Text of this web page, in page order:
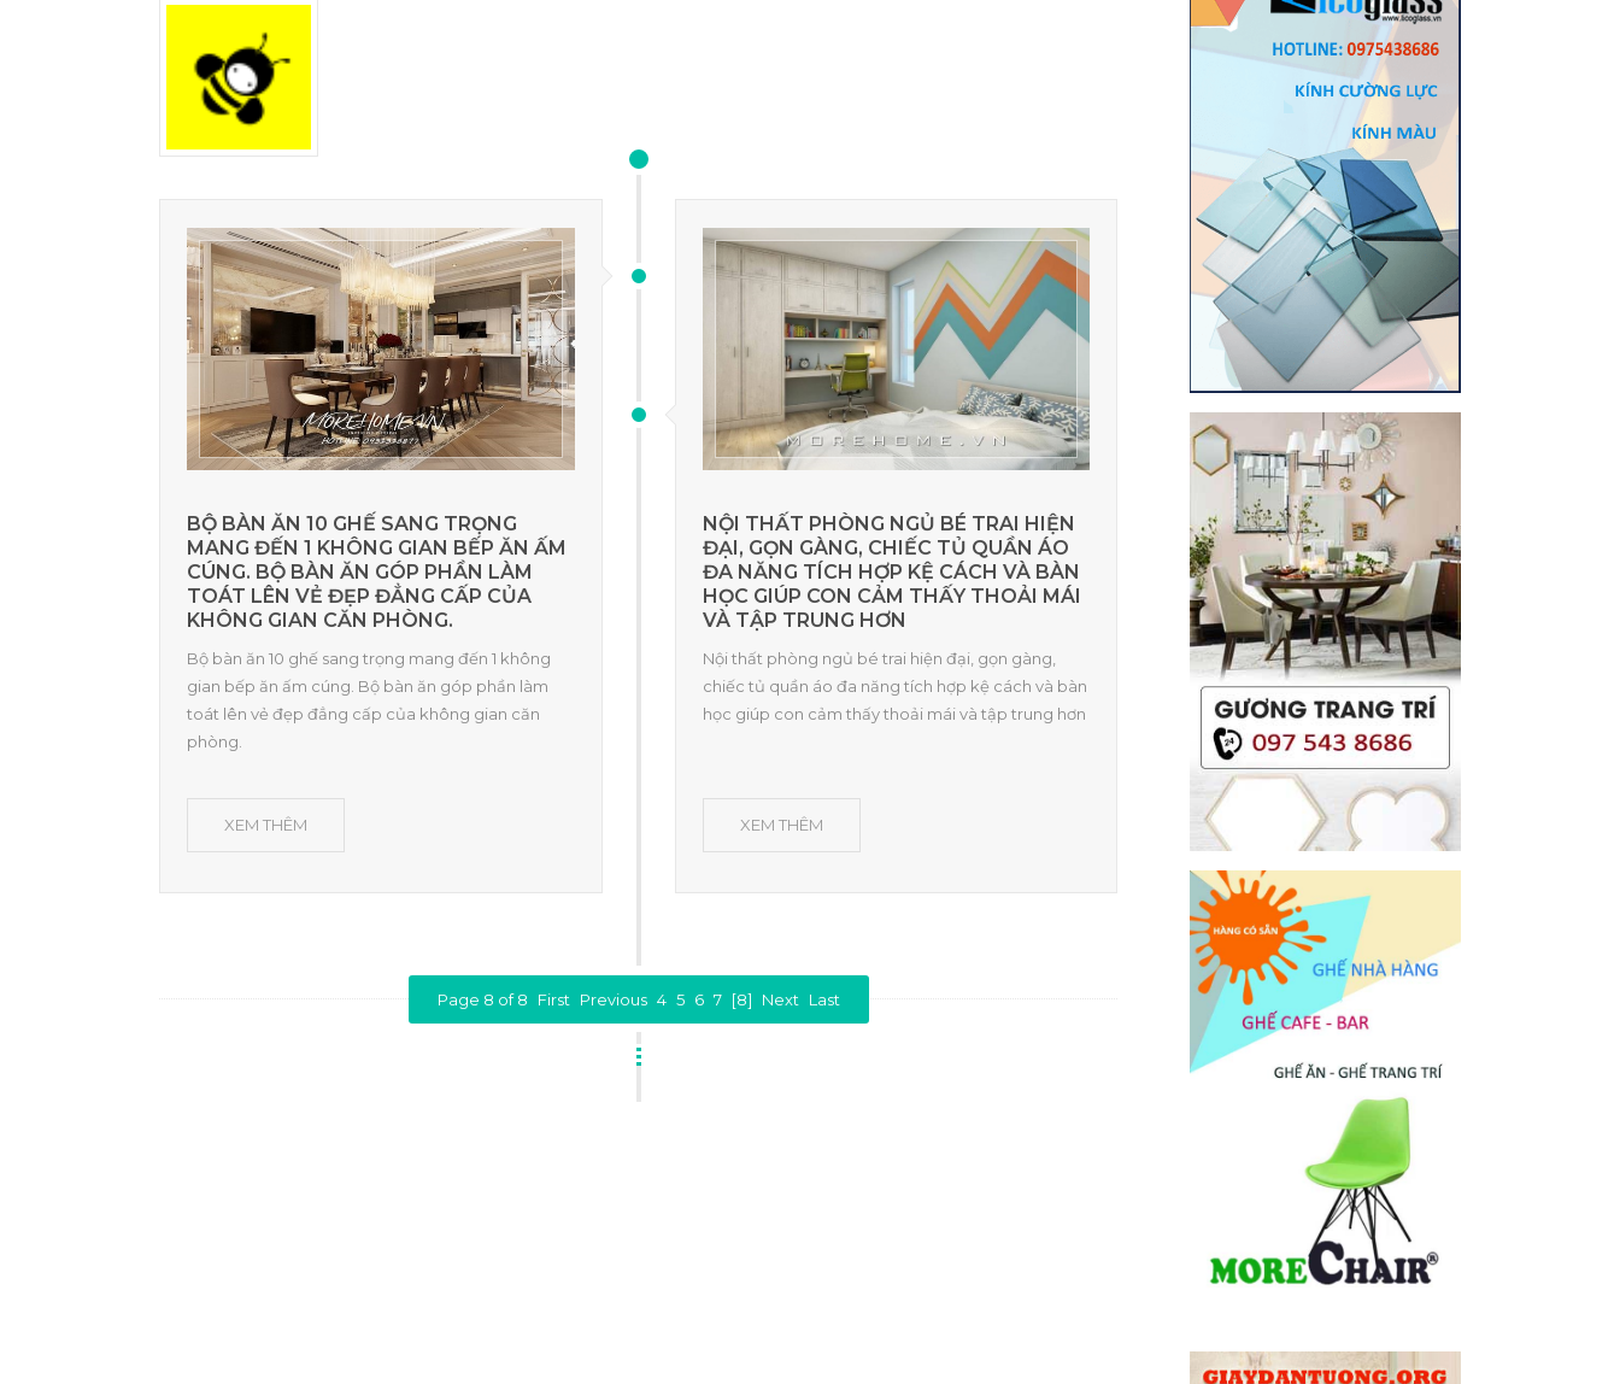
BỘ BÀN ĂN 10 GHẾ SANG TRỌNG
MANG ĐẾN 1 KHÔNG GIAN BẾP ĂN ẤM
CÚNG. BỘ BÀN ĂN GÓP PHẦN LÀM
TOÁT LÊN VẺ ĐẸP ĐẲNG CẤP CỦA
KHÔNG GIAN CĂN PHÒNG.
Bộ bàn ăn 10 ghế sang trọng mang đến 1 không
gian bếp ăn ấm cúng. Bộ bàn ăn góp phần làm
toát lên vẻ đẹp đẳng cấp của không gian căn
phòng.
XEM THÊM
NỘI THẤT PHÒNG NGỦ BÉ TRAI HIỆN
ĐẠI, GỌN GÀNG, CHIẾC TỦ QUẦN ÁO
ĐA NĂNG TÍCH HỢP KỆ CÁCH VÀ BÀN
HỌC GIÚP CON CẢM THẤY THOẢI MÁI
VÀ TẬP TRUNG HƠN
Nội thất phòng ngủ bé trai hiện đại, gọn gàng,
chiếc tủ quần áo đa năng tích hợp kệ cách và bàn
học giúp con cảm thấy thoải mái và tập trung hơn
XEM THÊM
Page 8 of 8 First Previous 4 5 6 7 [8] Next Last